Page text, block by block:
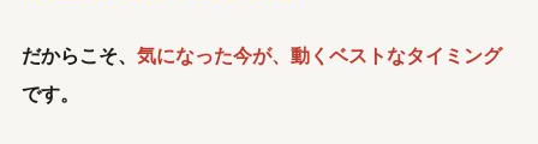
だからこそ、 気になった今が、動くベストなタイミング
です。